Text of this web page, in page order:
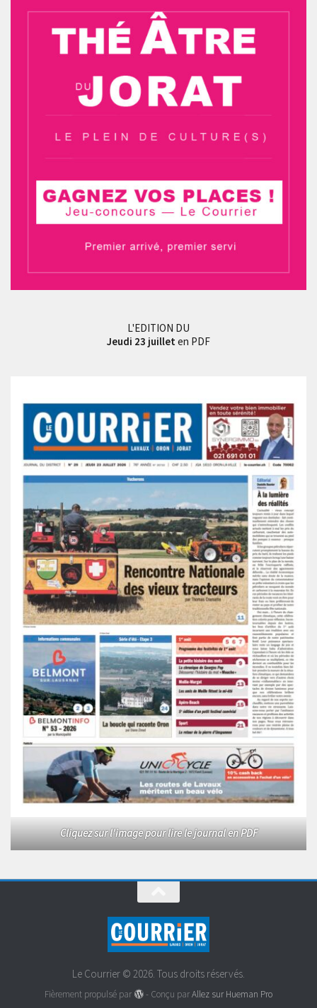
L'EDITION DU
Jeudi 23 juillet en PDF
Cliquez sur l'image pour lire le journal en PDF
Le Courrier © 2026. Tous droits réservés.
Fièrement propulsé par - Conçu parAllez sur Hueman Pro